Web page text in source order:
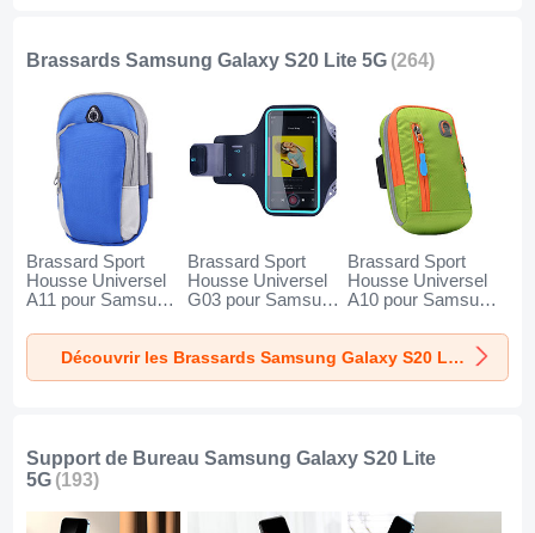
Brassards Samsung Galaxy S20 Lite 5G (264)
Brassard Sport
Housse Universel
A11 pour Samsung
Bleu
Brassard Sport
Housse Universel
G03 pour Samsung
Noir
Brassard Sport
Housse Universel
A10 pour Samsung
Vert
Découvrir les Brassards Samsung Galaxy S20 Lite 5G
Support de Bureau Samsung Galaxy S20 Lite
5G (193)